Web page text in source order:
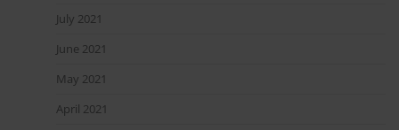
July 2021
June 2021
May 2021
April 2021